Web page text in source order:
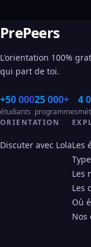
PrePeers
L'orientation 100%
qui part de toi.
+50 000
étudiants
25 000+
programmes
4
ORIENTATION
Discuter avec LolaLes
Les
Les
Où
Nos